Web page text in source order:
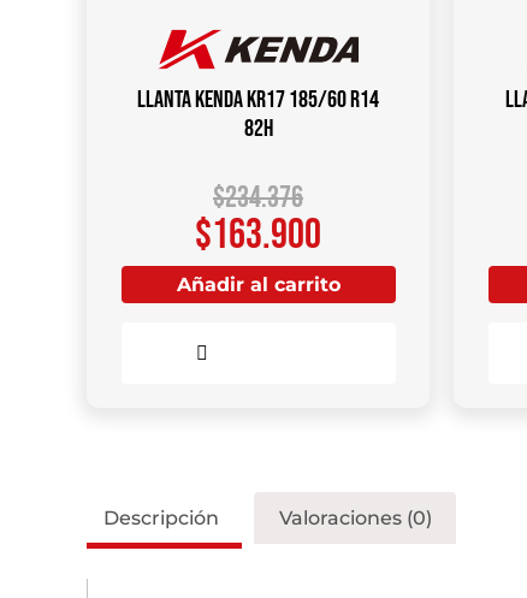
Llanta KENDA KR17 185/60 R14
82H
$234.376
$163.900
Añadir al carrito
Descripción Valoraciones (0)